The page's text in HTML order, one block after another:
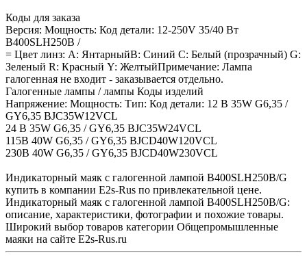
Коды для заказа
Версия: Мощность: Код детали: 12-250V 35/40 Вт
B400SLH250B /
= Цвет линз: А: ЯнтарныйB: Синий C: Белый (прозрачный) G:
Зеленый R: Красный Y: ЖелтыйПримечание: Лампа
галогенная не входит - заказывается отдельно.
Галогенные лампы / лампы Коды изделий
Напряжение: Мощность: Тип: Код детали: 12 В 35W G6,35 /
GY6,35 BJC35W12VCL
24 В 35W G6,35 / GY6,35 BJC35W24VCL
115В 40W G6,35 / GY6,35 BJCD40W120VCL
230В 40W G6,35 / GY6,35 BJCD40W230VCL
Индикаторный маяк с галогенной лампой B400SLH250B/G
купить в компании E2s-Rus по привлекательной цене.
Индикаторный маяк с галогенной лампой B400SLH250B/G:
описание, характеристики, фотографии и похожие товары.
Широкий выбор товаров категории Общепромышленные
маяки на сайте E2s-Rus.ru